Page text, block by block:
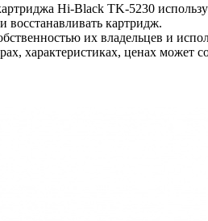
Hi-Black TK-5230
восстанавливать картридж.
их владельцев и
характеристиках, ценах может